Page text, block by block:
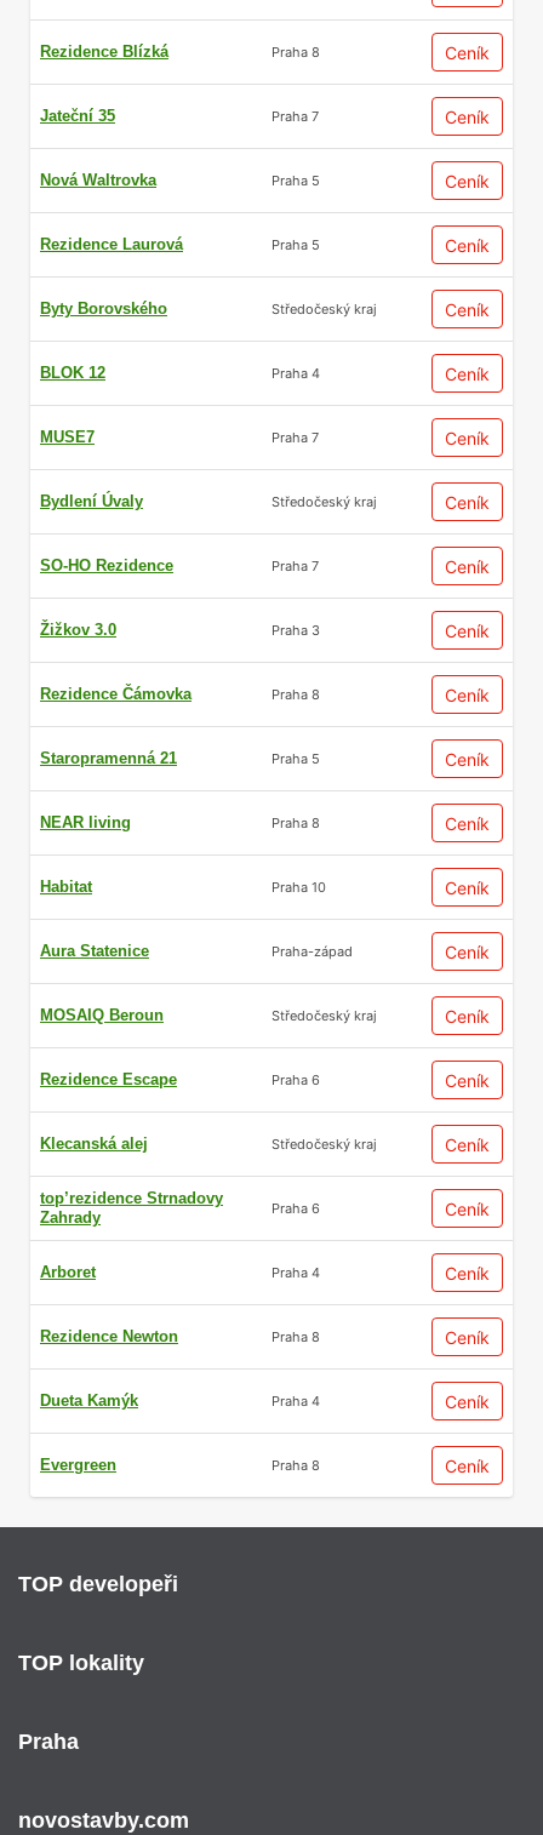
Rezidence Blízká Praha 8 Ceník
Jateční 35 Praha 7 Ceník
Nová Waltrovka Praha 5 Ceník
Rezidence Laurová Praha 5 Ceník
Byty Borovského Středočeský kraj Ceník
BLOK 12 Praha 4 Ceník
MUSE7 Praha 7 Ceník
Bydlení Úvaly Středočeský kraj Ceník
SO-HO Rezidence Praha 7 Ceník
Žižkov 3.0 Praha 3 Ceník
Rezidence Čámovka Praha 8 Ceník
Staropramenná 21 Praha 5 Ceník
NEAR living Praha 8 Ceník
Habitat Praha 10 Ceník
Aura Statenice Praha-západ Ceník
MOSAIQ Beroun Středočeský kraj Ceník
Rezidence Escape Praha 6 Ceník
Klecanská alej Středočeský kraj Ceník
top’rezidence Strnadovy
Zahrady
Praha 6 Ceník
Arboret Praha 4 Ceník
Rezidence Newton Praha 8 Ceník
Dueta Kamýk Praha 4 Ceník
Evergreen Praha 8 Ceník
TOP developeři
TOP lokality
Praha
novostavby.com